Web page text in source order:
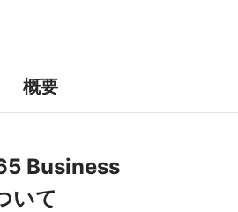
概要
Business
いて